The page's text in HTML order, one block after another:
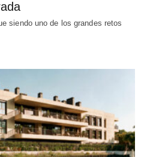
siendo uno de los grandes retos